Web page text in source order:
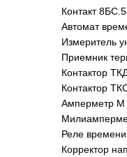
Контакт
Автомат
Измеритель
Приемник
Контактор
Контактор
Амперметр М
Реле
Корректор